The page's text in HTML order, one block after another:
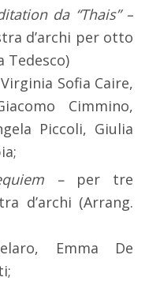
da “Thais” –
d’archi per otto
Tedesco)
Sofia Caire,
Cimmino,
Piccoli, Giulia
– per tre
d’archi (Arrang.
Emma De